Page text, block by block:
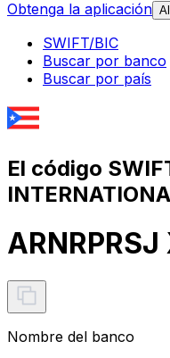
Obtenga la aplicación
SWIFT/BIC
Buscar por banco
Buscar por país
El código
Nombre del banco